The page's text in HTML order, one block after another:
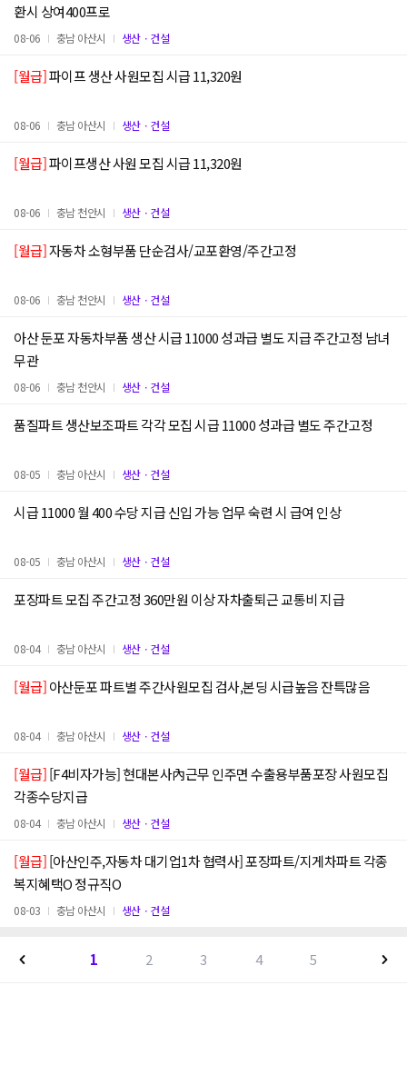
환시 상여400프로
08-06 충남 아산시 생산ㆍ건설
[월급]파이프 생산 사원모집 시급 11,320원
08-06 충남 아산시 생산ㆍ건설
[월급]파이프생산 사원 모집 시급 11,320원
08-06 충남 천안시 생산ㆍ건설
[월급]자동차 소형부품 단순검사/교포환영/주간고정
08-06 충남 천안시 생산ㆍ건설
아산 둔포 자동차부품 생산 시급 11000 성과급 별도 지급 주간고정 남녀
무관
08-06 충남 천안시 생산ㆍ건설
품질파트 생산보조파트 각각 모집 시급 11000 성과급 별도 주간고정
08-05 충남 아산시 생산ㆍ건설
시급 11000 월 400 수당 지급 신입 가능 업무 숙련 시 급여 인상
08-05 충남 아산시 생산ㆍ건설
포장파트 모집 주간고정 360만원 이상 자차출퇴근 교통비 지급
08-04 충남 아산시 생산ㆍ건설
[월급]아산둔포 파트별 주간사원모집 검사,본딩 시급높음 잔특많음
08-04 충남 아산시 생산ㆍ건설
[월급]
각종수당지급
08-04 충남 아산시 생산ㆍ건설
[월급]
복지혜택O 정규직O
08-03 충남 아산시 생산ㆍ건설
1 2 3 4 5